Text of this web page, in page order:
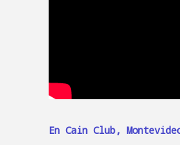
En Cain Club,